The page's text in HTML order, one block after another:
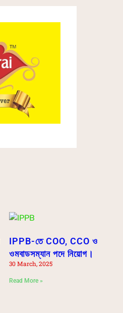
IPPB-তে COO, CCO ও
ওমবাডসম্যান পদে নিয়োগ।
30 March, 2025
Read More »